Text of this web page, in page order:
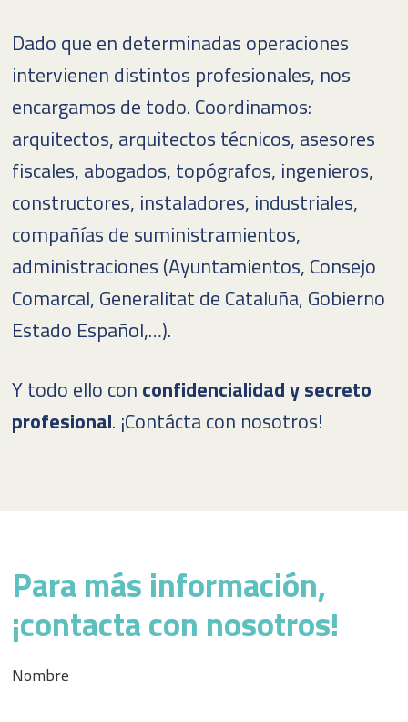
Dado que en determinadas operaciones
intervienen distintos profesionales, nos
encargamos de todo. Coordinamos:
arquitectos, arquitectos técnicos, asesores
fiscales, abogados, topógrafos, ingenieros,
constructores, instaladores, industriales,
compañías de suministramientos,
administraciones (Ayuntamientos, Consejo
Comarcal, Generalitat de Cataluña, Gobierno
Estado Español,…).
Y todo ello con confidencialidad y secreto
profesional. ¡Contácta con nosotros!
Para más información,
¡contacta con nosotros!
Nombre